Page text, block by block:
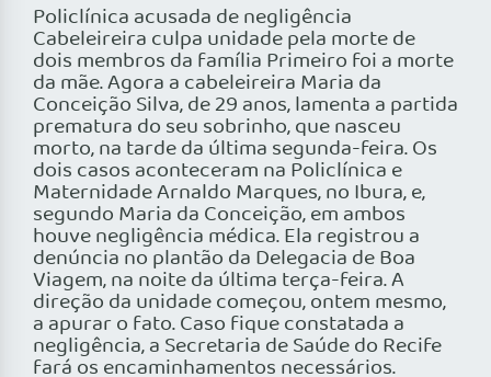
Policlínica acusada de negligência
Cabeleireira culpa unidade pela morte de
dois membros da família Primeiro foi a morte
da mãe. Agora a cabeleireira Maria da
Conceição Silva, de 29 anos, lamenta a partida
prematura do seu sobrinho, que nasceu
morto, na tarde da última segunda-feira. Os
dois casos aconteceram na Policlínica e
Maternidade Arnaldo Marques, no Ibura, e,
segundo Maria da Conceição, em ambos
houve negligência médica. Ela registrou a
denúncia no plantão da Delegacia de Boa
Viagem, na noite da última terça-feira. A
direção da unidade começou, ontem mesmo,
a apurar o fato. Caso fique constatada a
negligência, a Secretaria de Saúde do Recife
fará os encaminhamentos necessários.